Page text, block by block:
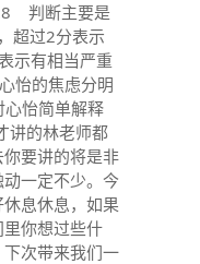
判断主要是
超过2分表示
示有相当严重
怡的焦虑分明
怡简单解释
讲的林老师都
要讲的将是非
一定不少。今
息休息，如果
你想过些什
次带来我们一